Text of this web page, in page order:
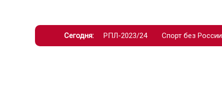
Сегодня: РПЛ-2023/24 Спорт без России